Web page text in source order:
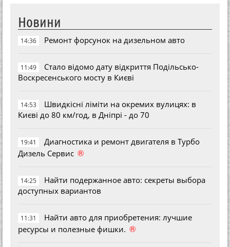
Новини
14:36 Ремонт форсунок на дизельном авто
11:49
Стало відомо дату відкриття Подільсько-
Воскресенського мосту в Києві
14:53
Швидкісні ліміти на окремих вулицях: в
Києві до 80 км/год, в Дніпрі - до 70
19:41
Диагностика и ремонт двигателя в Турбо
Дизель Сервис ®
14:25
Найти подержанное авто: секреты выбора
доступных вариантов
11:31
Найти авто для приобретения: лучшие
ресурсы и полезные фишки. ®